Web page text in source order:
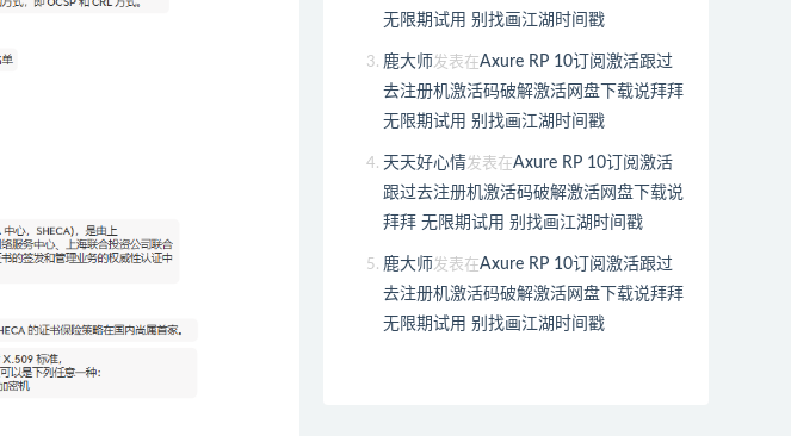
无限期试用 别找画江湖时间戳
鹿大师发表在Axure RP 10订阅激活跟过
去注册机激活码破解激活网盘下载说拜拜
无限期试用 别找画江湖时间戳
天天好心情发表在Axure RP 10订阅激活
跟过去注册机激活码破解激活网盘下载说
拜拜 无限期试用 别找画江湖时间戳
鹿大师发表在Axure RP 10订阅激活跟过
去注册机激活码破解激活网盘下载说拜拜
无限期试用 别找画江湖时间戳